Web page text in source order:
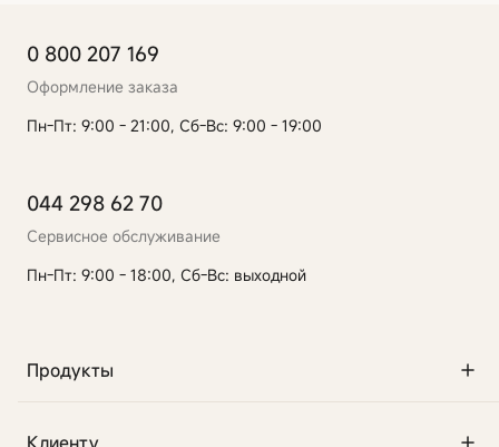
Продукты
0 800 207 169
Оформление заказа
Пн-Пт: 9:00 - 21:00, Сб-Вс: 9:00 - 19:00
044 298 62 70
Сервисное обслуживание
Пн-Пт: 9:00 - 18:00, Сб-Вс: выходной